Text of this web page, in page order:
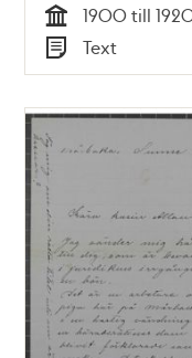
Tid
1900 till
Typ
Text